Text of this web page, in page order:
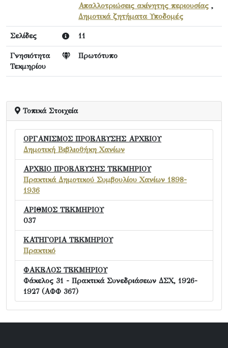
Απαλλοτριώσεις ακίνητης περιουσίας ,
Δημοτικά ζητήματα Υποδομές
Σελίδες 11
Γνησιότητα
Τεκμηρίου
Πρωτότυπο
Τοπικά Στοιχεία
ΟΡΓΑΝΙΣΜΟΣ ΠΡΟΕΛΕΥΣΗΣ ΑΡΧΕΙΟΥ
Δημοτική Βιβλιοθήκη Χανίων
ΑΡΧΕΙΟ ΠΡΟΕΛΕΥΣΗΣ ΤΕΚΜΗΡΙΟΥ
Πρακτικά Δημοτικού Συμβουλίου Χανίων 1898-
1936
ΑΡΙΘΜΟΣ ΤΕΚΜΗΡΙΟΥ
037
ΚΑΤΗΓΟΡΙΑ ΤΕΚΜΗΡΙΟΥ
Πρακτικό
ΦΑΚΕΛΟΣ ΤΕΚΜΗΡΙΟΥ
Φάκελος 31 - Πρακτικά Συνεδριάσεων ΔΣΧ, 1926-
1927 (ΑΦΦ 367)